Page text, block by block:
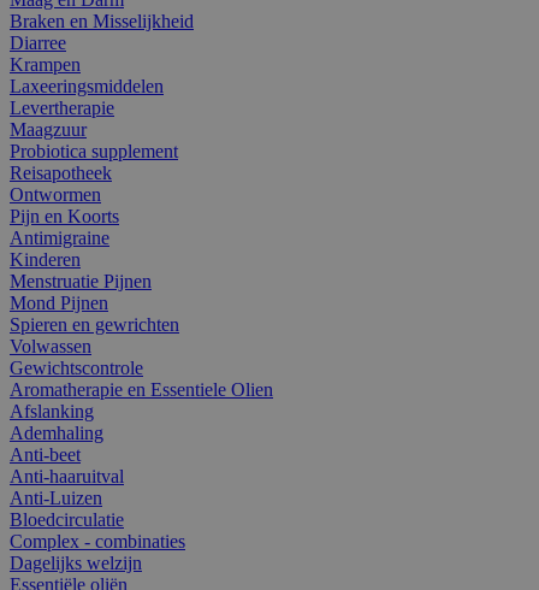
Braken en Misselijkheid
Diarree
Krampen
Laxeeringsmiddelen
Levertherapie
Maagzuur
Probiotica supplement
Reisapotheek
Ontwormen
Pijn en Koorts
Antimigraine
Kinderen
Menstruatie Pijnen
Mond Pijnen
Spieren en gewrichten
Volwassen
Gewichtscontrole
Aromatherapie en Essentiele Olien
Afslanking
Ademhaling
Anti-beet
Anti-haaruitval
Anti-Luizen
Bloedcirculatie
Complex - combinaties
Dagelijks welzijn
Essentiële oliën